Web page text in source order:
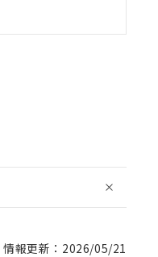
情報更新：2026/05/21